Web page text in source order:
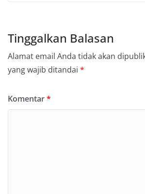
Tinggalkan Balasan
Alamat email Anda tidak akan
yang wajib ditandai *
Komentar*